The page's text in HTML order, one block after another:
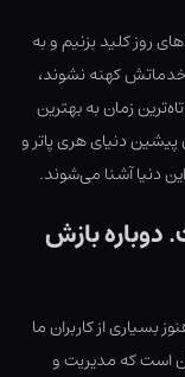
روز کلید بزنیم و به
کهنه نشوند،
زمان به بهترین
دنیای هری پاتر و
دنیا آشنا می‌شوند.
دوباره بازش
بسیاری از کاربران ما
است که مدیریت و